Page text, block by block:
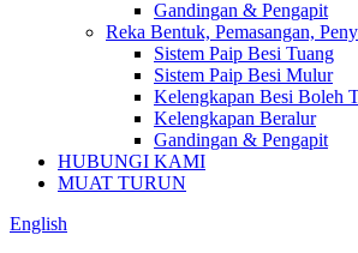
Gandingan & Pengapit
Reka Bentuk, Pemasangan,
Sistem Paip Besi Tuang
Sistem Paip Besi Mulur
Kelengkapan Besi Boleh
Kelengkapan Beralur
Gandingan & Pengapit
HUBUNGI KAMI
MUAT TURUN
English